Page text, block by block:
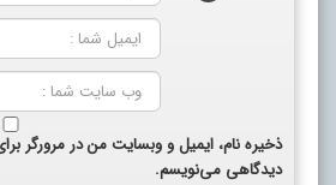
ذخیره نام، ایمیل و وبسایت من در مرورگر
دیدگاهی می‌نویسم.